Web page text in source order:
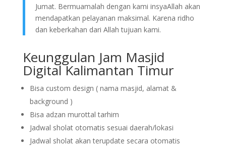
Jumat. Bermuamalah dengan kami insyaAllah akan
mendapatkan pelayanan maksimal. Karena ridho
dan keberkahan dari Allah tujuan kami.
Keunggulan Jam Masjid
Digital Kalimantan Timur
Bisa custom design ( nama masjid, alamat &
background )
Bisa adzan murottal tarhim
Jadwal sholat otomatis sesuai daerah/lokasi
Jadwal sholat akan terupdate secara otomatis